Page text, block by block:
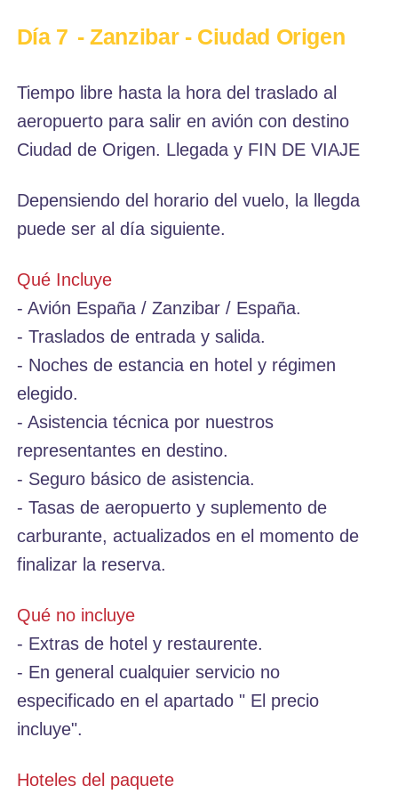
Día 7 - Zanzibar - Ciudad Origen
Tiempo libre hasta la hora del traslado al
aeropuerto para salir en avión con destino
Ciudad de Origen. Llegada y FIN DE VIAJE
Depensiendo del horario del vuelo, la llegda
puede ser al día siguiente.
Qué Incluye
- Avión España / Zanzibar / España.
- Traslados de entrada y salida.
- Noches de estancia en hotel y régimen
elegido.
- Asistencia técnica por nuestros
representantes en destino.
- Seguro básico de asistencia.
- Tasas de aeropuerto y suplemento de
carburante, actualizados en el momento de
finalizar la reserva.
Qué no incluye
- Extras de hotel y restaurente.
- En general cualquier servicio no
especificado en el apartado " El precio
incluye".
Hoteles del paquete